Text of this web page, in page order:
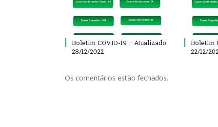
Boletim COVID-19 – Atualizado
28/12/2022
Boletim
22/12/
Os comentários estão fechados.